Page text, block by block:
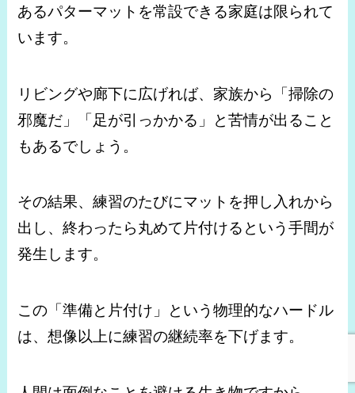
あるパターマットを常設できる家庭は限られて
います。
リビングや廊下に広げれば、家族から「掃除の
邪魔だ」「足が引っかかる」と苦情が出ること
もあるでしょう。
その結果、練習のたびにマットを押し入れから
出し、終わったら丸めて片付けるという手間が
発生します。
この「準備と片付け」という物理的なハードル
は、想像以上に練習の継続率を下げます。